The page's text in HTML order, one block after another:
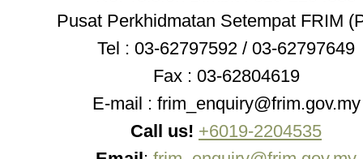
Pusat Perkhidmatan Setempat FRIM
Tel : 03-62797592 / 03-62797649
Fax : 03-62804619
E-mail : frim_enquiry@frim.gov.my
Call us! +6019-2204535